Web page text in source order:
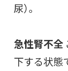
尿）。
急性腎不全
下する状態